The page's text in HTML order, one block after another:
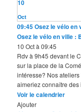
Oct
10
09:45Osez le vélo en
Osez le vélo en ville :
10 Oct à 09:45
Rdv à 9h45 devant le
sur la place de la
intéresse? Nos ateliers
aimeriez connaître
Voir le calendrier
Ajouter